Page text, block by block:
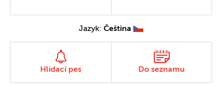
Jazyk: Čeština
Hlídací pes Do seznamu